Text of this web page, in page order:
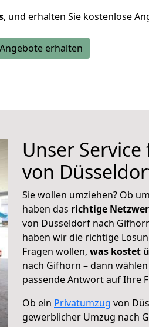
, und erhalten Sie kostenlose
erhalten
Unser
von
Sie wollen umziehen? Ob
haben das richtige
von Düsseldorf nach
haben wir die richtige
Fragen wollen, was kostet
nach Gifhorn – dann
passende Antwort auf Ihre
Ob ein Privatumzug von
gewerblicher Umzug nach